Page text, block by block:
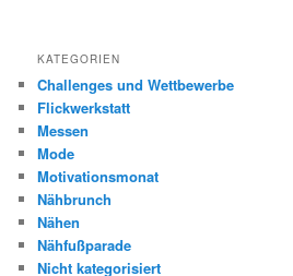
KATEGORIEN
Challenges und Wettbewerbe
Flickwerkstatt
Messen
Mode
Motivationsmonat
Nähbrunch
Nähen
Nähfußparade
Nicht kategorisiert